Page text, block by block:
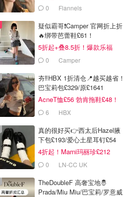
0 Flannels
疑似霸哥❗️Camper 官网折上折
🔥绑带芭蕾鞋£61！
5折起+叠8.5折！爆款乐福
£68！
0 Camper
夯‼️HBX 1折清仓📍越买越省！
巴宝莉包£329/原£1641
AcneT恤£56 勃肯拖鞋£48！
6 HBX
真的很好买👉西太后Hazel腋
下包£193/爱心土星耳钉£54
4折起！Marni玛丽珍£212
0 LN-CC UK
TheDoubleF 高奢宝地🤴
Prada/Miu Miu/巴宝莉/罗意威